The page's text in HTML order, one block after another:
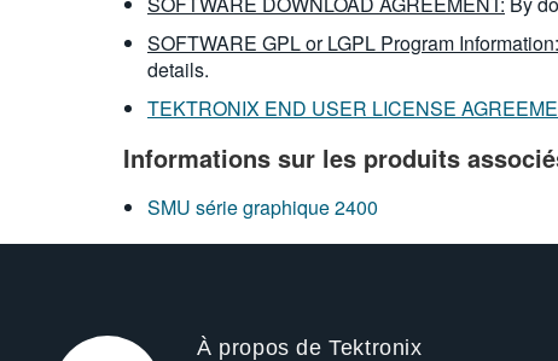
SOFTWARE GPL or LGPL Program Information:
details.
TEKTRONIX END USER LICENSE
Informations sur les produits
SMU série graphique 2400
À propos de Tektronix